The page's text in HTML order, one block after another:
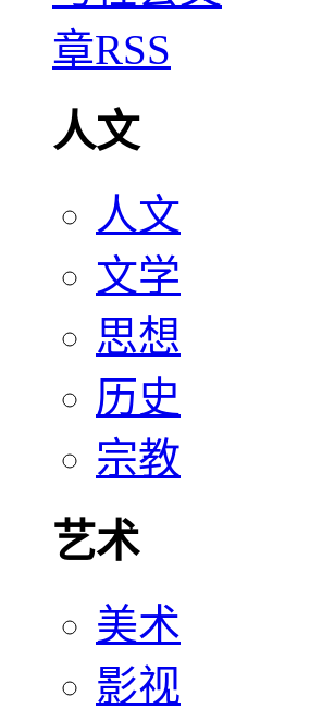
人文
人文
文学
思想
历史
宗教
艺术
美术
影视